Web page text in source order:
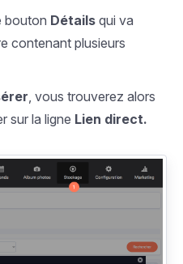
bouton Détails qui va
contenant plusieurs
, vous trouverez alors
sur la ligne Lien direct.